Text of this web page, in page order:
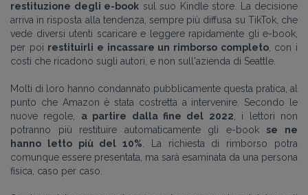
restituzione degli e-book sul suo Kindle store. La decisione
arriva in risposta alla tendenza, sempre più diffusa su TikTok, che
vede diversi utenti scaricare e leggere rapidamente gli e-book,
per poi restituirli e incassare un rimborso completo, con i
costi che ricadono sugli autori, e non sull'azienda di Seattle.
Molti di loro hanno condannato pubblicamente questa pratica, al
punto che Amazon è stata costretta a intervenire. Secondo le
nuove regole, a partire dalla fine del 2022 , i lettori non
potranno più restituire automaticamente gli e-book se ne
hanno letto più del 10% . La richiesta di rimborso potra
comunque essere presentata, ma sarà esaminata da una persona
fisica, caso per caso.